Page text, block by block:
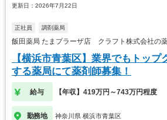
更新日：2026年7月22日
正社員 調剤薬局
飯田薬局 たまプラーザ店 クラフト株式会社の
【横浜市青葉区】業界でもトッ
する薬局にて薬剤師募集！
給与 【年収】419万円～743万円程度
勤務地 神奈川県 横浜市青葉区